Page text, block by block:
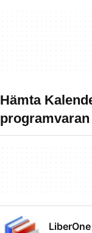
Hämta
LiberOne